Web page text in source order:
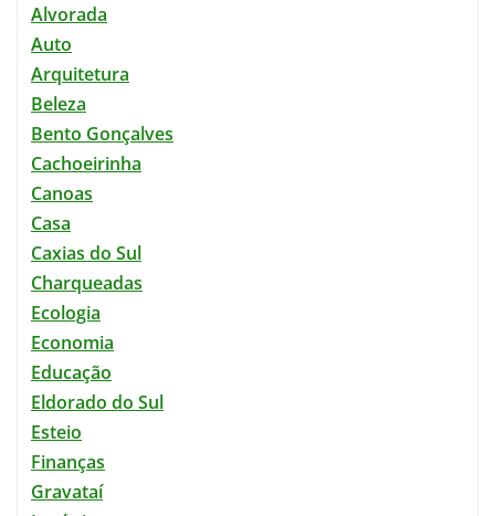
Alvorada
Auto
Arquitetura
Beleza
Bento Gonçalves
Cachoeirinha
Canoas
Casa
Caxias do Sul
Charqueadas
Ecologia
Economia
Educação
Eldorado do Sul
Esteio
Finanças
Gravataí